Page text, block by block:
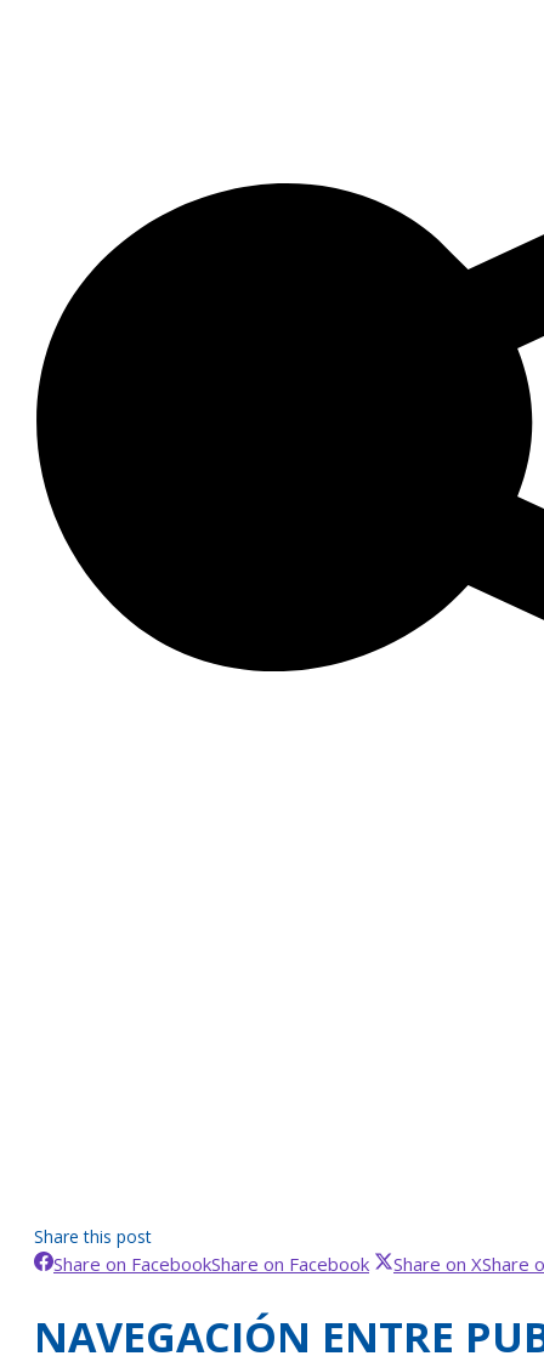
Share this post
Share on FacebookShare on Facebook Share on XShare
NAVEGACIÓN ENTRE